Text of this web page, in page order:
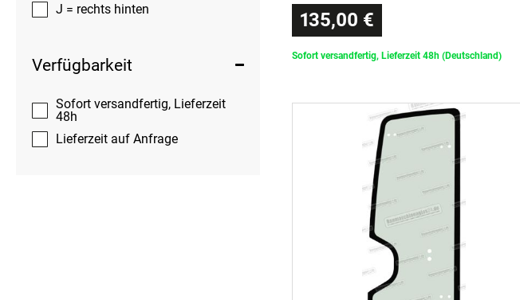
J = rechts hinten
Verfügbarkeit
Sofort versandfertig, Lieferzeit
48h
Lieferzeit auf Anfrage
135,00 €
Sofort versandfertig, Lieferzeit 48h (Deutschland)